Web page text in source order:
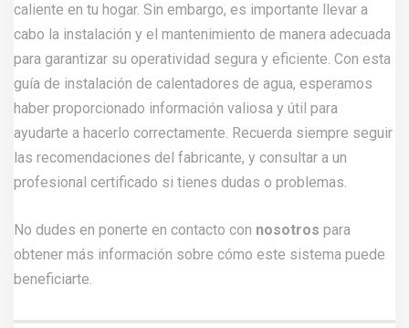
caliente en tu hogar. Sin embargo, es importante llevar a
cabo la instalación y el mantenimiento de manera adecuada
para garantizar su operatividad segura y eficiente. Con esta
guía de instalación de calentadores de agua, esperamos
haber proporcionado información valiosa y útil para
ayudarte a hacerlo correctamente. Recuerda siempre seguir
las recomendaciones del fabricante, y consultar a un
profesional certificado si tienes dudas o problemas.
No dudes en ponerte en contacto con nosotros para
obtener más información sobre cómo este sistema puede
beneficiarte.